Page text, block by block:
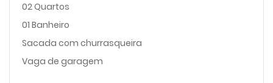
02 Quartos
01 Banheiro
Sacada com churrasqueira
Vaga de garagem